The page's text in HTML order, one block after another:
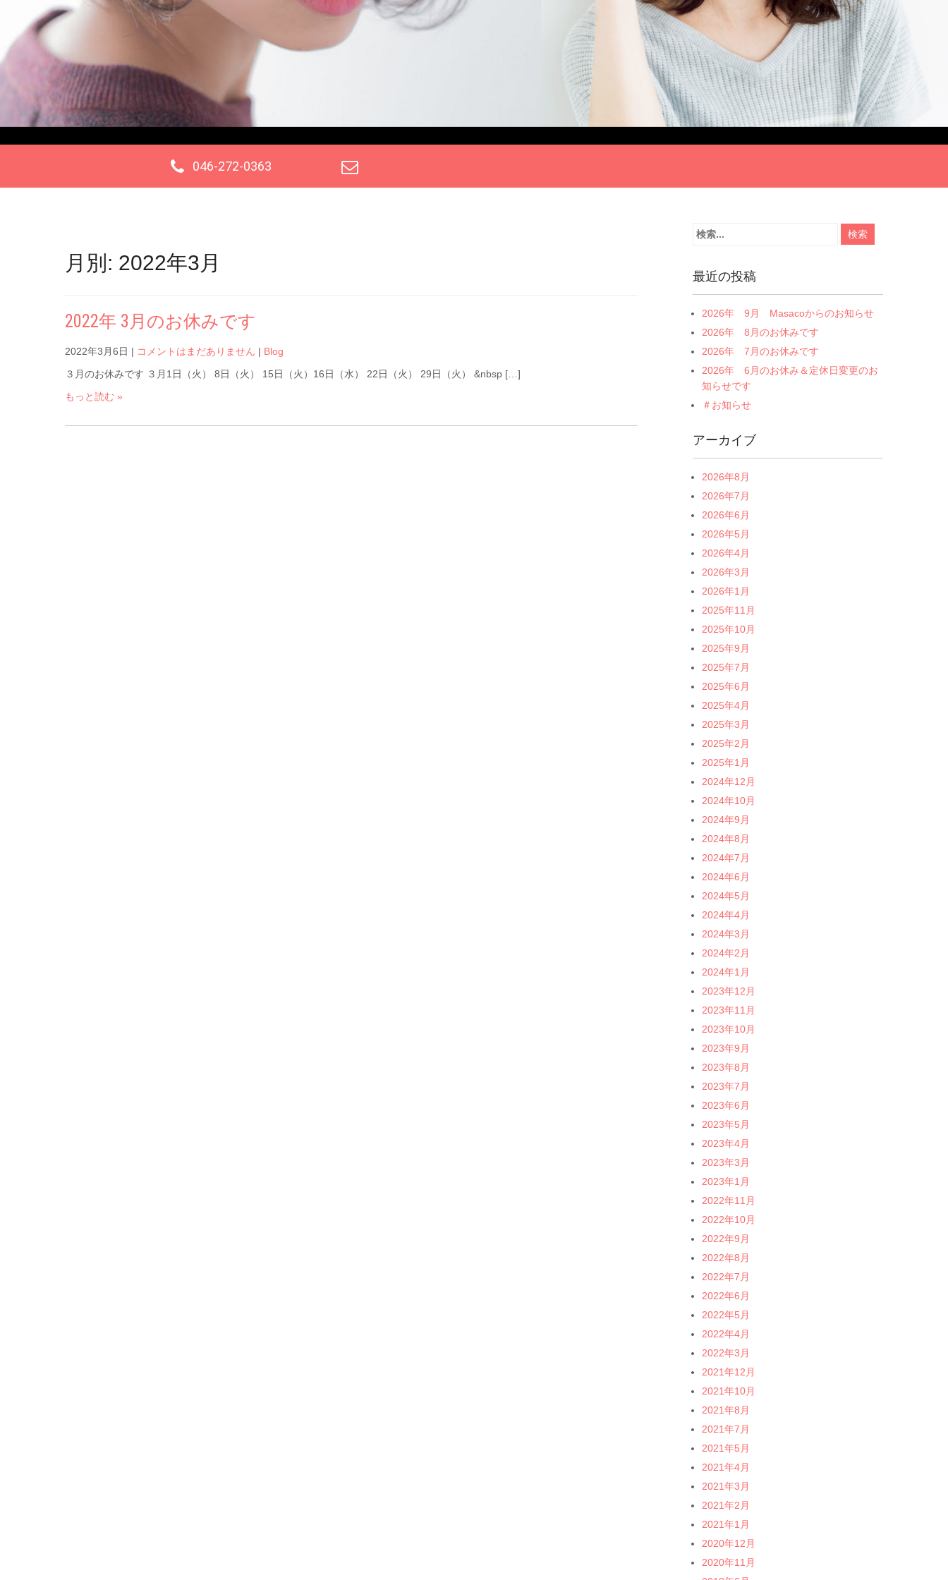
046-272-0363
月別: 2022年3月
2022年 3月のお休みです
2022年3月6日 | コメントはまだありません | Blog
３月のお休みです ３月1日（火） 8日（火） 15日（火）16日（水） 22日（火） 29日（火） &nbsp […]
もっと読む »
最近の投稿
2026年 9月 Masacoからのお知らせ
2026年 8月のお休みです
2026年 7月のお休みです
2026年 6月のお休み＆定休日変更のお
知らせです
＃お知らせ
アーカイブ
2026年8月
2026年7月
2026年6月
2026年5月
2026年4月
2026年3月
2026年1月
2025年11月
2025年10月
2025年9月
2025年7月
2025年6月
2025年4月
2025年3月
2025年2月
2025年1月
2024年12月
2024年10月
2024年9月
2024年8月
2024年7月
2024年6月
2024年5月
2024年4月
2024年3月
2024年2月
2024年1月
2023年12月
2023年11月
2023年10月
2023年9月
2023年8月
2023年7月
2023年6月
2023年5月
2023年4月
2023年3月
2023年1月
2022年11月
2022年10月
2022年9月
2022年8月
2022年7月
2022年6月
2022年5月
2022年4月
2022年3月
2021年12月
2021年10月
2021年8月
2021年7月
2021年5月
2021年4月
2021年3月
2021年2月
2021年1月
2020年12月
2020年11月